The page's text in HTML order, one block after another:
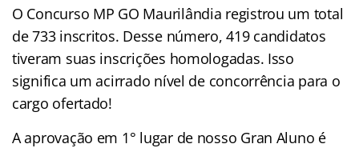
O Concurso MP GO Maurilândia registrou um total
de 733 inscritos. Desse número, 419 candidatos
tiveram suas inscrições homologadas. Isso
significa um acirrado nível de concorrência para o
cargo ofertado!
A aprovação em 1° lugar de nosso Gran Aluno é